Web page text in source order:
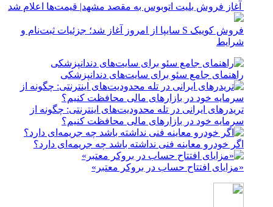
آغاز فروش بلیت اتوبوس به مقصد مشهد| قیمت‌ها اعلام شد
فروش کوییک S سایپا از امروز آغاز شد؛ جزئیات ثبت‌نام و
شرایط
راهنمای جامع سئو برای سایت‌های دندانپزشکی
تریدرهای ایرانی در تله محدودیت‌های اینترنتی: چگونه از
سرمایه خود در بازارهای مالی محافظت کنیم؟
اگر خودرو معاینه فنی نداشته باشد چه جریمه‌ای دارد؟
«مزایای افتتاح حساب در بروکر معتبر»